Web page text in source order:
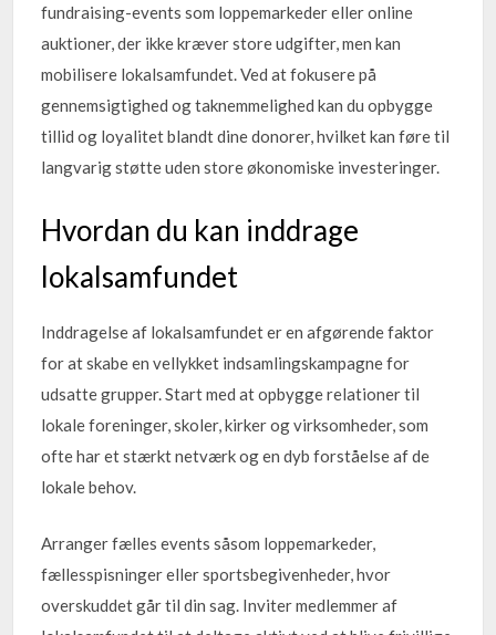
fundraising-events som loppemarkeder eller online
auktioner, der ikke kræver store udgifter, men kan
mobilisere lokalsamfundet. Ved at fokusere på
gennemsigtighed og taknemmelighed kan du opbygge
tillid og loyalitet blandt dine donorer, hvilket kan føre til
langvarig støtte uden store økonomiske investeringer.
Hvordan du kan inddrage
lokalsamfundet
Inddragelse af lokalsamfundet er en afgørende faktor
for at skabe en vellykket indsamlingskampagne for
udsatte grupper. Start med at opbygge relationer til
lokale foreninger, skoler, kirker og virksomheder, som
ofte har et stærkt netværk og en dyb forståelse af de
lokale behov.
Arranger fælles events såsom loppemarkeder,
fællesspisninger eller sportsbegivenheder, hvor
overskuddet går til din sag. Inviter medlemmer af